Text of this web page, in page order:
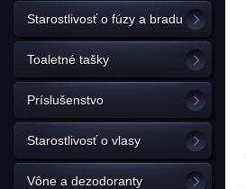
Starostlivosť o fúzy a bradu
Toaletné tašky
Príslušenstvo
Starostlivosť o vlasy
Vône a dezodoranty